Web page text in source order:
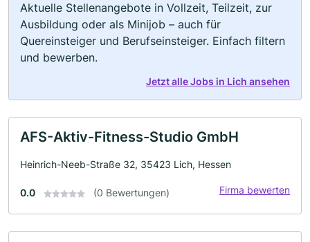
Aktuelle Stellenangebote in Vollzeit, Teilzeit, zur
Ausbildung oder als Minijob – auch für
Quereinsteiger und Berufseinsteiger. Einfach filtern
und bewerben.
Jetzt alle Jobs in Lich ansehen
AFS-Aktiv-Fitness-Studio GmbH
Heinrich-Neeb-Straße 32, 35423 Lich, Hessen
0.0 (0 Bewertungen) Firma bewerten